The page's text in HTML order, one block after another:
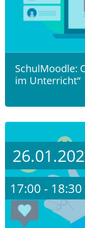
SchulMoodle:
im Unterricht“
17:00 - 18:30